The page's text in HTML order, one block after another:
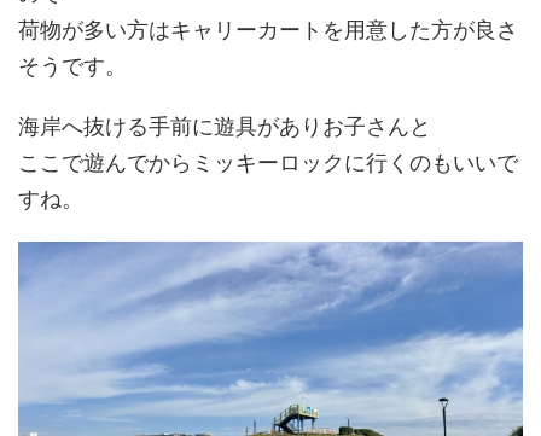
荷物が多い方はキャリーカートを用意した方が良さ
そうです。
海岸へ抜ける手前に遊具がありお子さんと
ここで遊んでからミッキーロックに行くのもいいで
すね。